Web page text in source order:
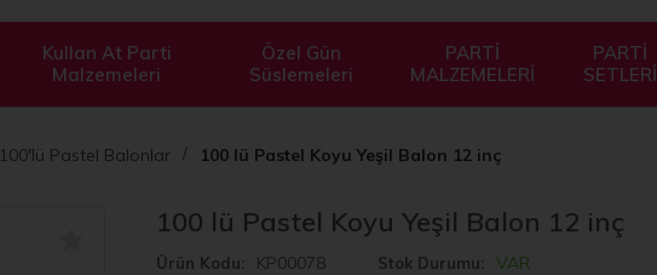
Kullan At Parti
Malzemeleri
Özel Gün
Süslemeleri
PARTİ
MALZEMELERİ
PARTİ
SETLERİ
100'lü Pastel Balonlar 100 lü Pastel Koyu Yeşil Balon 12 inç
100 lü Pastel Koyu Yeşil Balon 12 inç
Ürün Kodu KP00078 Stok Durumu VAR